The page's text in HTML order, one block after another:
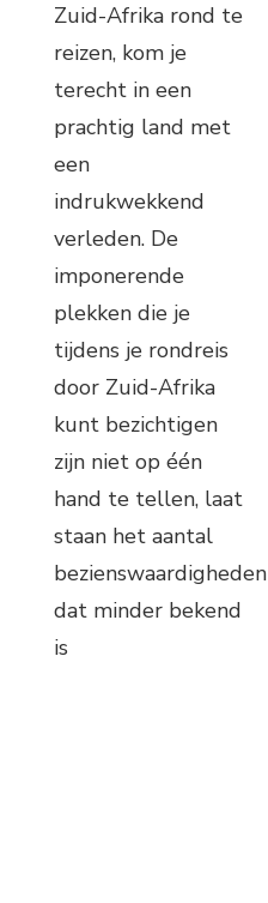
Zuid-Afrika rond te
reizen, kom je
terecht in een
prachtig land met
een
indrukwekkend
verleden. De
imponerende
plekken die je
tijdens je rondreis
door Zuid-Afrika
kunt bezichtigen
zijn niet op één
hand te tellen, laat
staan het aantal
bezienswaardigheden
dat minder bekend
is